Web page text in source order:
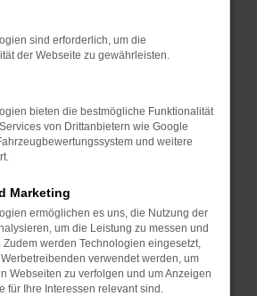
Suchmaschine?
wie
können das Laden
Seiten verhindern.
oder in einem
Gerät neu.
helfen,
sind erforderlich, um die
der Webseite zu gewährleisten.
bieten die bestmögliche Funktionalität
von Drittanbietern wie Google
und weitere
Marketing
ermöglichen es uns, die Nutzung der
um die Leistung zu messen und
Zudem werden Technologien eingesetzt,
verwendet werden, um
Webseiten zu verfolgen und um Anzeigen
für Ihre Interessen relevant sind.